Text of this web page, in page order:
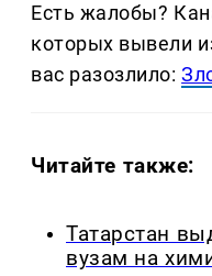
Есть жалобы?
которых вывели
вас разозлило:
Читайте также:
Татарстан
вузам на